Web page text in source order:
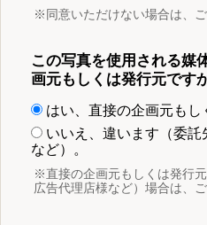
※同意いただけない場合は、ご
この写真を使用される媒
画元もしくは発行元です
はい、直接の企画元もし
いいえ、違います（委
など）。
※直接の企画元もしくは発行
広告代理店様など）場合は、